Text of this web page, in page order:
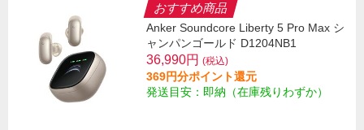
おすすめ商品
Anker Soundcore Liberty 5 Pro Max シ
ャンパンゴールド D1204NB1
36,990円 (税込)
369円分ポイント還元
発送目安：即納（在庫残りわずか）